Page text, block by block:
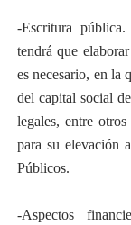
-Escritura
tendrá que
es necesario, en la
del capital social
legales, entre
para su elevación
Públicos.
-Aspectos